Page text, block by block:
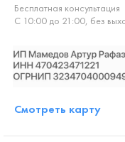
Бесплатная консультация
С 10:00 до 21:00, без
Смотреть карту